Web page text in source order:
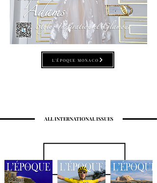
L'ÉPOQUE MONACO
ALL INTERNATIONAL ISSUES